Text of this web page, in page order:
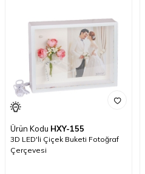
Ürün Kodu HXY-155
3D LED'li Çiçek Buketi Fotoğraf
Çerçevesi